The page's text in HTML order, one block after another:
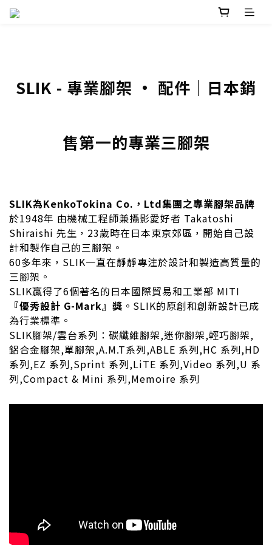
SLIK - 專業腳架 • 配件｜日本銷
售第一的專業三腳架
SLIK為KenkoTokina Co.，Ltd集團之專業腳架品牌
於1948年 由機械工程師兼攝影愛好者 Takatoshi
Shiraishi 先生，23歲時在日本東京郊區，開始自己設
計和製作自己的三腳架。
60多年來，SLIK一直在靜靜專注於設計和製造高質量的
三腳架。
SLIK贏得了6個著名的日本國際貿易和工業部 MITI
『優秀設計 G-Mark』獎 。SLIK的原創和創新設計已成
為行業標準。
SLIK腳架/雲台系列： 碳纖維腳架,迷你腳架,輕巧腳架,
鋁合金腳架,單腳架,A.M.T系列,ABLE 系列,HC 系列,HD
系列,EZ 系列,Sprint 系列,LiTE 系列,Video 系列,U 系
列,Compact & Mini 系列,Memoire 系列